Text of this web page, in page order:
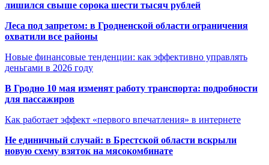
лишился свыше сорока шести тысяч рублей
Леса под запретом: в Гродненской области ограничения
охватили все районы
Новые финансовые тенденции: как эффективно управлять
деньгами в 2026 году
В Гродно 10 мая изменят работу транспорта: подробности
для пассажиров
Как работает эффект «первого впечатления» в интернете
Не единичный случай: в Брестской области вскрыли
новую схему взяток на мясокомбинате